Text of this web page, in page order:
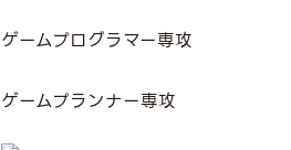
ゲームプログラマー専攻
ゲームプランナー専攻